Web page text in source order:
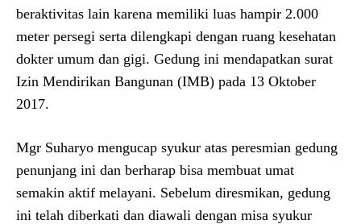
beraktivitas lain karena memiliki luas hampir 2.000
meter persegi serta dilengkapi dengan ruang kesehatan
dokter umum dan gigi. Gedung ini mendapatkan surat
Izin Mendirikan Bangunan (IMB) pada 13 Oktober
2017.
Mgr Suharyo mengucap syukur atas peresmian gedung
penunjang ini dan berharap bisa membuat umat
semakin aktif melayani. Sebelum diresmikan, gedung
ini telah diberkati dan diawali dengan misa syukur